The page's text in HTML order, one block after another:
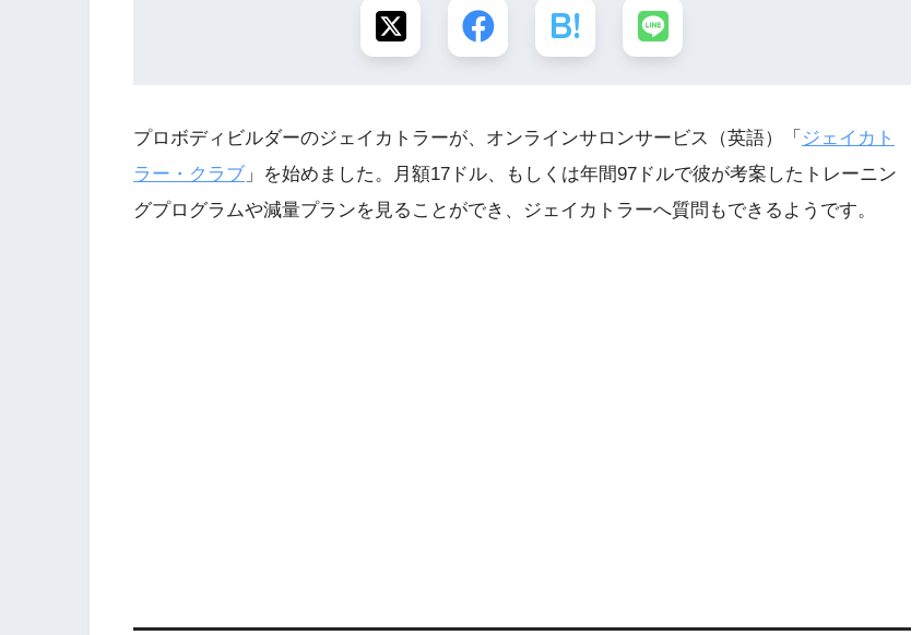
プロボディビルダーのジェイカトラーが、オンラインサロンサービス（英語）「 ジェイカト
ラー・クラブ 」を始めました。月額17ドル、もしくは年間97ドルで彼が考案したトレーニン
グプログラムや減量プランを見ることができ、ジェイカトラーへ質問もできるようです。